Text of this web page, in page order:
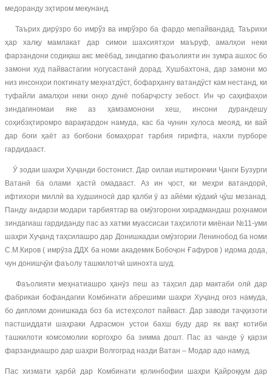
медоранду эҳтиром мекунанд.
Таърих дирӯзро бо имрўз ва имрўзро ба фардо мепайвандад. Таърихи
ҳар халқу мамлакат дар симои шахсиятҳои маъруф, амалҳои неки
фарзандони содиқаш акс меёбад, зиндагию фаъолияти ин зумра ашхос бо
замони худ пайвастагии ногусастанӣ дорад. Хушбахтона, дар замони мо
низ инсонҳои поктинату меҳнатдӯст, бофарҳангу ватандӯст кам нестанд, ки
туфайли амалҳои неки онҳо дунё побарҷосту зебост. Ин ҷо саҳифаҳои
зиндагиномаи яке аз ҳамзамонони хеш, инсони дурандешу
соҳибэҳтиромро варақгардон намуда, кас ба чунин хулоса меояд, ки вай
дар боғи ҳаёт аз боғбони бомаҳорат тарбия гирифта, нахли пурборе
гардидааст.
Ӯ зодаи шаҳри Хуҷанди бостонист. Дар оилаи иштирокчии Ҷанги Бузурги
Ватанӣ ба олами ҳастӣ омадааст. Аз ин ҷост, ки меҳри ватандорӣ,
ифтихори миллӣ ва худшиносӣ дар қалби ӯ аз айёми кӯдакӣ ҷӯш мезанад.
Панду андарзи модари тарбиятгар ва омӯзгорони хирадмандаш роҳнамои
зиндагиаш гардиданду пас аз хатми муассисаи таҳсилоти миёнаи №11-уми
шаҳри Хуҷанд таҳсилашро дар Донишкадаи омӯзгории Ленинобод ба номи
С.М.Киров ( имрӯза ДДХ ба номи академик Бобоҷон Ғафуров ) идома дода,
чун донишҷӯи фаъолу ташкилотчӣ шинохта шуд.
Фаъолияти меҳнатиашро ҳанӯз пеш аз таҳсил дар мактаби олӣ дар
фабрикаи бофандагии Комбинати абрешими шаҳри Хуҷанд оғоз намуда,
бо дипломи донишкада боз ба истеҳсолот пайваст. Дар заводи таҷҳизоти
пастшиддати шаҳраки Адрасмон устои бахш буду дар як вақт котиби
ташкилоти комсомолии коргоҳро ба зимма дошт. Пас аз чанде ӯ қарзи
фарзандиашро дар шаҳри Волгоград назди Ватан – Модар адо намуд.
Пас хизмати ҳарбӣ дар Комбинати қолинбофии шаҳри Қайроққум дар